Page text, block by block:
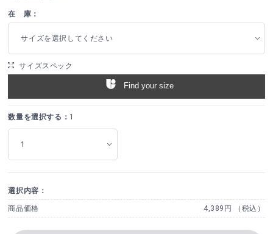
在 庫：
サイズを選択してください
サイズスペック
Find your size
数量を選択する： 1
選択内容：
商品価格 4,389円 （税込）